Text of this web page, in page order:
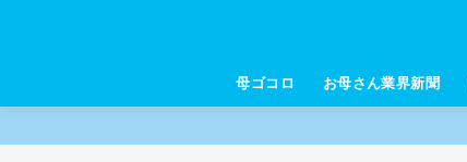
母ゴコロ お母さん業界新聞